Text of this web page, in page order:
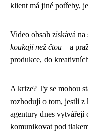
klient má jiné potřeby,
Video obsah získává
koukají než čtou – a
produkce, do
A krize? Ty se mohou
rozhodují o tom, jestli z
agentury dnes
komunikovat pod